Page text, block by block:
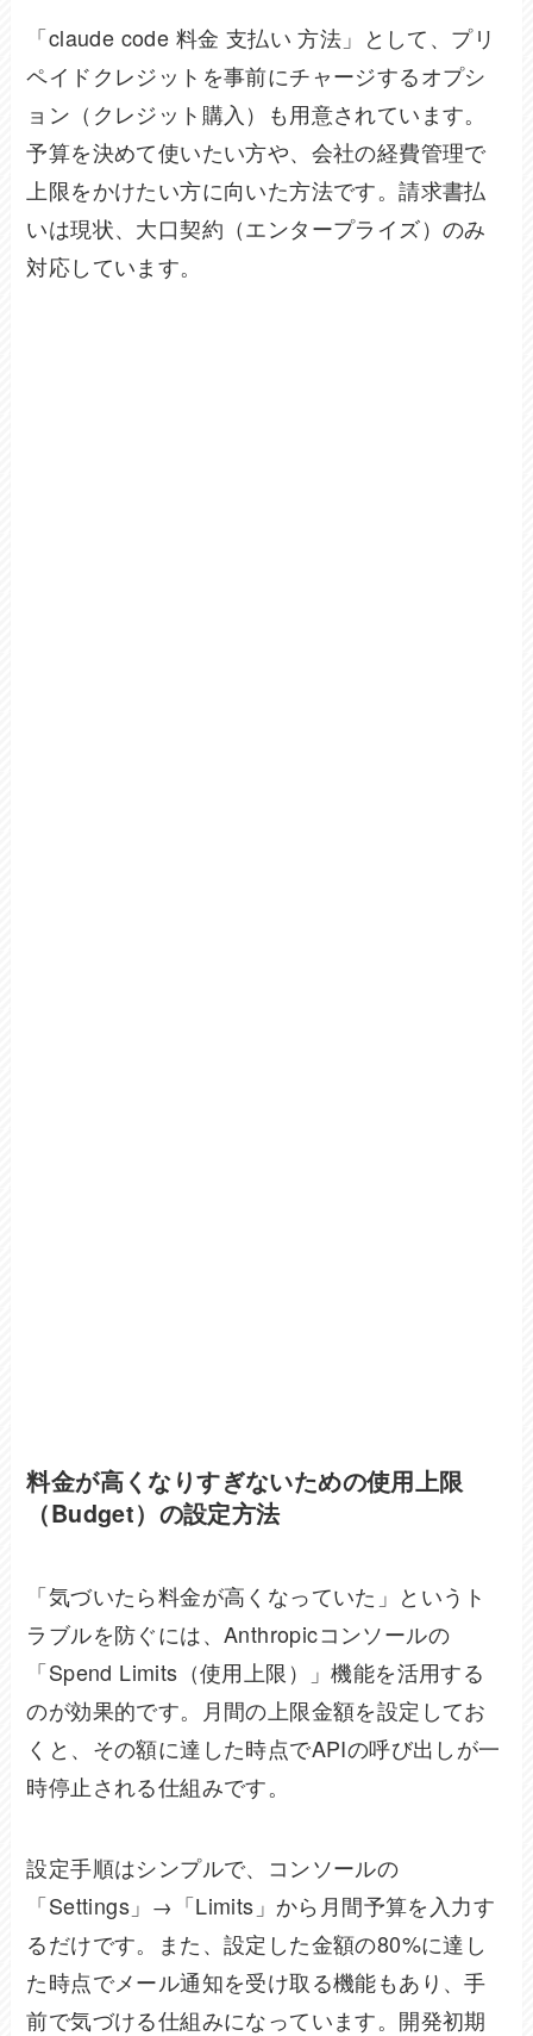
「claude code 料金 支払い 方法」として、プリ
ペイドクレジットを事前にチャージするオプシ
ョン（クレジット購入）も用意されています。
予算を決めて使いたい方や、会社の経費管理で
上限をかけたい方に向いた方法です。請求書払
いは現状、大口契約（エンタープライズ）のみ
対応しています。
料金が高くなりすぎないための使用上限
（Budget）の設定方法
「気づいたら料金が高くなっていた」というト
ラブルを防ぐには、Anthropicコンソールの
「Spend Limits（使用上限）」機能を活用する
のが効果的です。月間の上限金額を設定してお
くと、その額に達した時点でAPIの呼び出しが一
時停止される仕組みです。
設定手順はシンプルで、コンソールの
「Settings」→「Limits」から月間予算を入力す
るだけです。また、設定した金額の80%に達し
た時点でメール通知を受け取る機能もあり、手
前で気づける仕組みになっています。開発初期